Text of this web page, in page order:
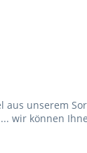
aus unserem
wir können